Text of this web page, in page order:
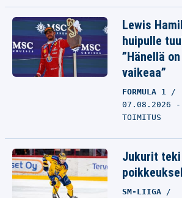
Lewis
huipulle
”Hänellä
vaikeaa”
FORMULA 1
07.08.2026
TOIMITUS
Jukurit teki
SM-LIIGA